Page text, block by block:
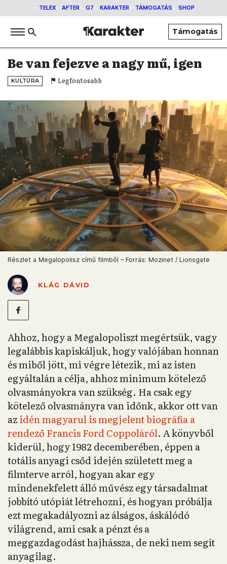
TELEX AFTER G7 KARAKTER TÁMOGATÁS SHOP
Támogatás
Be van fejezve a nagy mű, igen
KULTÚRA Legfontosabb
Részlet a Megalopolisz című filmből – Forrás: Mozinet / Lionsgate
KLÁG DÁVID
Ahhoz, hogy a Megalopoliszt megértsük, vagy
legalábbis kapiskáljuk, hogy valójában honnan
és miből jött, mi végre létezik, mi az isten
egyáltalán a célja, ahhoz minimum kötelező
olvasmányokra van szükség. Ha csak egy
kötelező olvasmányra van időnk, akkor ott van
azidén magyarul is megjelent biográfia a
rendező Francis Ford Coppoláról. A könyvből
kiderül, hogy 1982 decemberében, éppen a
totális anyagi csőd idején született meg a
filmterve arról, hogyan akar egy
mindenekfelett álló művész egy társadalmat
jobbító utópiát létrehozni, és hogyan próbálja
ezt megakadályozni az álságos, áskálódó
világrend, ami csak a pénzt és a
meggazdagodást hajhássza, de neki nem segít
anyagilag.